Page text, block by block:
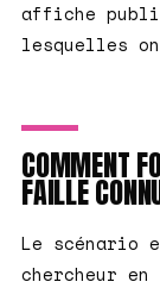
affiche
lesquelles
COMMENT
FAILLE
Le scénario
chercheur